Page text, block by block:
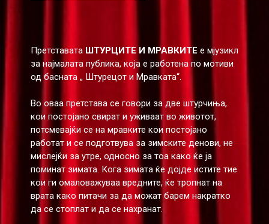
Претставата ШТУРЦИТЕ И МРАВКИТЕ е мјузикл
за најмалата публика, која е работена по мотиви
од басната „ Штурецот и Мравката“.
Во оваа претстава се говори за две штурчиња,
кои постојано свират и уживаат во животот,
потсмевајќи се на мравките кои постојано
работат и се подготвува за зимските денови, не
мислејќи за утре, односно за тоа како ќе ја
поминат зимата. Кога зимата ќе дојде истите тие
кои ги омаловажуваа вредните, ќе тропнат на
врата како питачи за да можат барем накратко
да се стоплат и да се нахранат.